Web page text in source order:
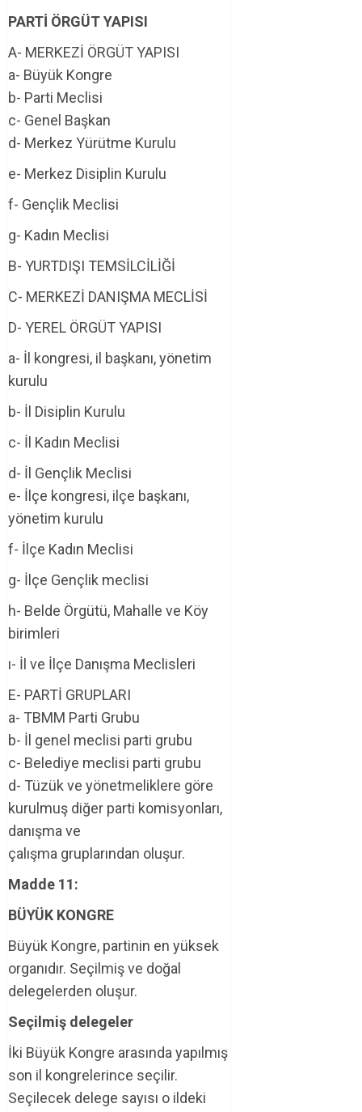
PARTİ ÖRGÜT YAPISI
A- MERKEZİ ÖRGÜT YAPISI
a- Büyük Kongre
b- Parti Meclisi
c- Genel Başkan
d- Merkez Yürütme Kurulu
e- Merkez Disiplin Kurulu
f- Gençlik Meclisi
g- Kadın Meclisi
B- YURTDIŞI TEMSİLCİLİĞİ
C- MERKEZİ DANIŞMA MECLİSİ
D- YEREL ÖRGÜT YAPISI
a- İl kongresi, il başkanı, yönetim
kurulu
b- İl Disiplin Kurulu
c- İl Kadın Meclisi
d- İl Gençlik Meclisi
e- İlçe kongresi, ilçe başkanı,
yönetim kurulu
f- İlçe Kadın Meclisi
g- İlçe Gençlik meclisi
h- Belde Örgütü, Mahalle ve Köy
birimleri
ı- İl ve İlçe Danışma Meclisleri
E- PARTİ GRUPLARI
a- TBMM Parti Grubu
b- İl genel meclisi parti grubu
c- Belediye meclisi parti grubu
d- Tüzük ve yönetmeliklere göre
kurulmuş diğer parti komisyonları,
danışma ve
çalışma gruplarından oluşur.
Madde 11:
BÜYÜK KONGRE
Büyük Kongre, partinin en yüksek
organıdır. Seçilmiş ve doğal
delegelerden oluşur.
Seçilmiş delegeler
İki Büyük Kongre arasında yapılmış
son il kongrelerince seçilir.
Seçilecek delege sayısı o ildeki